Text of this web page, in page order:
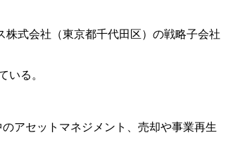
株式会社（東京都千代田区）の戦略子会社
いる。
アセットマネジメント、売却や事業再生